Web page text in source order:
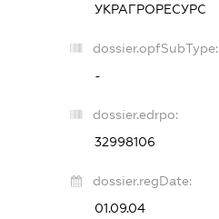
УКРАГРОРЕСУРС
dossier.opfSubType:
-
dossier.edrpo:
32998106
dossier.regDate:
01.09.04